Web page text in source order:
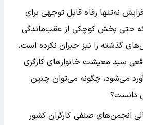
نه‌تنها رفاه قابل توجهی برای
بلکه حتی بخش کوچکی از عقب‌ماندگی
گذشته را نیز جبران نکرده است.
سبد معیشت خانوارهای کارگری
می‌شود، چگونه می‌توان چنین
دانست؟
انجمن‌های صنفی کارگران کشور